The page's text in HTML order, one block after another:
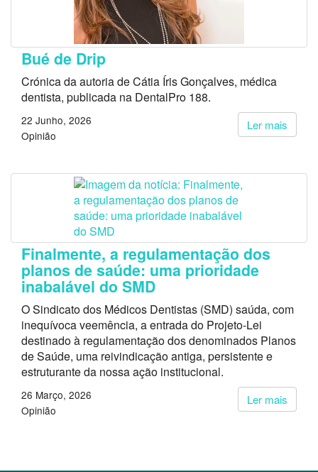
Bué de Drip
Crónica da autoria de Cátia Íris Gonçalves, médica
dentista, publicada na DentalPro 188.
Ler mais
22 Junho, 2026
Opinião
Finalmente, a regulamentação dos
planos de saúde: uma prioridade
inabalável do SMD
O Sindicato dos Médicos Dentistas (SMD) saúda, com
inequívoca veemência, a entrada do Projeto-Lei
destinado à regulamentação dos denominados Planos
de Saúde, uma reivindicação antiga, persistente e
estruturante da nossa ação institucional.
Ler mais
26 Março, 2026
Opinião